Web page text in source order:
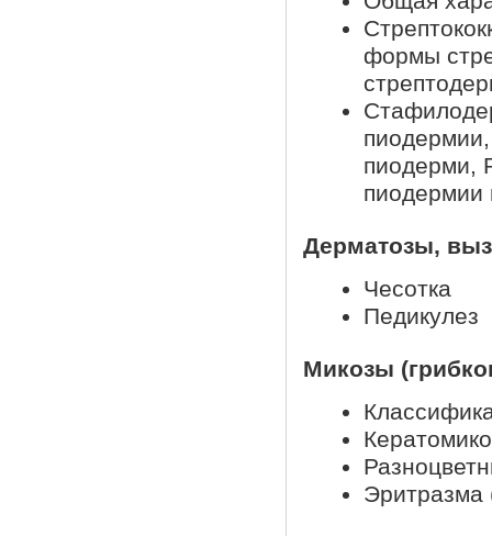
формы
пиодерми,
пиодермии
Дерматозы,
Чесотка
Педикулез
Микозы
Эритразма